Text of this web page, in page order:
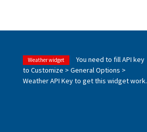
Weather widget
You need to fill API key
to Customize > General Options >
Weather API Key to get this widget work.